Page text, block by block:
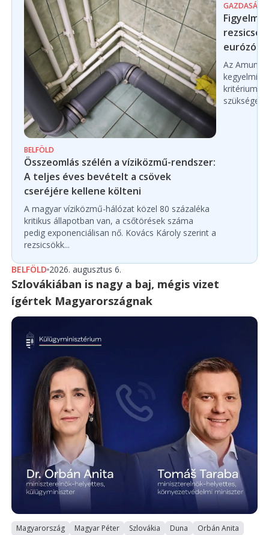
BELFÖLD
Összeomlás szélén a víziközmű-rendszer:
A teljes éves bevételt a csövek
cseréjére kellene költeni
A magyar víziközmű-hálózat közel 80 százaléka
kritikus állapotban van, a csőtörések száma
pedig exponenciálisan nő. Kovács Károly szerint a
rezsicsökk...
GAZDASÁG
Az Amundi
kegyelmi
BELFÖLD 2026. augusztus 6.
Szlovákiában is nagy a baj, mégis vizet
ígértek Magyarországnak
Magyarország Magyar Péter Szlovákia Duna Orbán Anita